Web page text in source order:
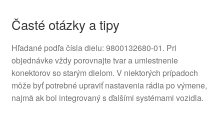
Časté otázky a tipy
Hľadané podľa čísla dielu: 9800132680-01. Pri
objednávke vždy porovnajte tvar a umiestnenie
konektorov so starým dielom. V niektorých prípadoch
môže byť potrebné upraviť nastavenia rádia po výmene,
najmä ak bol integrovaný s ďalšími systémami vozidla.